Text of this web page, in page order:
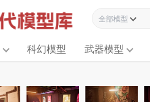
全部模型资源
科幻模型 武器模型